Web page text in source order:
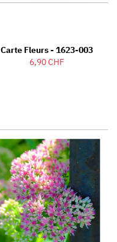
Carte Fleurs - 1623-003
6,90 CHF